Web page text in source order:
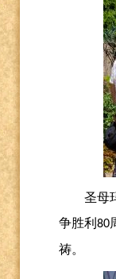
圣母
争胜利80
祷。